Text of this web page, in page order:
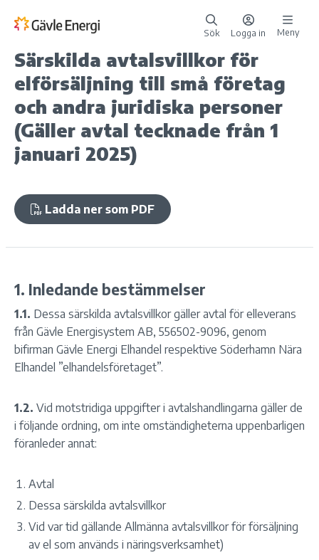
Sök Logga in Meny
Särskilda avtalsvillkor för
elförsäljning till små företag
och andra juridiska personer
(Gäller avtal tecknade från 1
januari 2025)
Ladda ner som PDF
1. Inledande bestämmelser
1.1. Dessa särskilda avtalsvillkor gäller avtal för elleverans
från Gävle Energisystem AB, 556502-9096, genom
bifirman Gävle Energi Elhandel respektive Söderhamn Nära
Elhandel ”elhandelsföretaget”.
1.2. Vid motstridiga uppgifter i avtalshandlingarna gäller de
i följande ordning, om inte omständigheterna uppenbarligen
föranleder annat:
Avtal
Dessa särskilda avtalsvillkor
Vid var tid gällande Allmänna avtalsvillkor för försäljning
av el som används i näringsverksamhet)